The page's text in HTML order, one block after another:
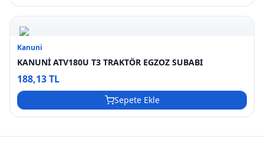
Kanuni
KANUNİ ATV180U T3 TRAKTÖR EGZOZ SUBABI
188,13 TL
Sepete Ekle